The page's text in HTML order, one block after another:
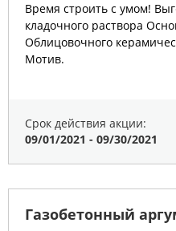
Время строить с умом!
кладочного раствора
Облицовочного
Мотив.
Срок действия акции:
09/01/2021 - 09/30/2021
Газобетонный